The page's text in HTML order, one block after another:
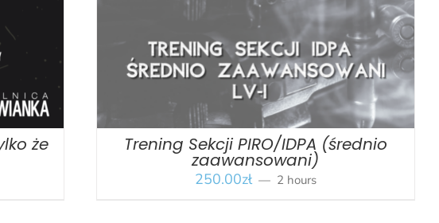
że Trening Sekcji PIRO/IDPA (średnio
zaawansowani)
250.00zł 2 hours